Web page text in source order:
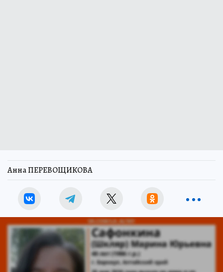
Анна ПЕРЕВОЩИКОВА